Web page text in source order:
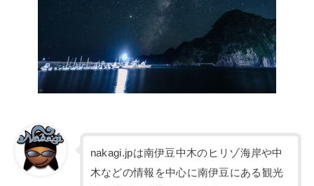
nakagi.jpは南伊豆中木のヒリゾ海岸や中
木などの情報を中心に南伊豆にある観光